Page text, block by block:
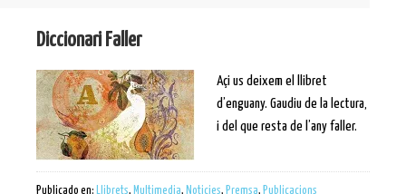
Diccionari Faller
Açi us deixem el llibret
d’enguany. Gaudiu de la lectura,
i del que resta de l’any faller.
Publicado en: Llibrets, Multimedia, Noticies, Premsa, Publicacions